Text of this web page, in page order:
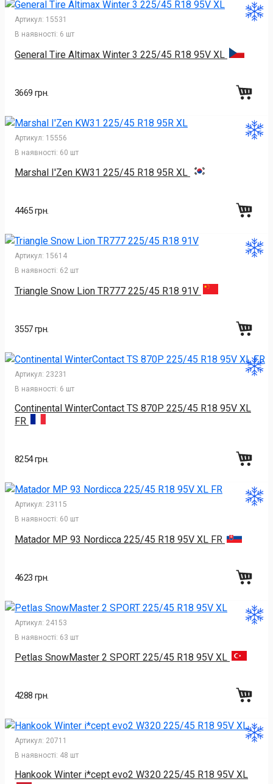
Артикул: 15531
В наявності: 6 шт
General Tire Altimax Winter 3 225/45 R18 95V XL
3669 грн.
Артикул: 15556
В наявності: 60 шт
Marshal I'Zen KW31 225/45 R18 95R XL
4465 грн.
Артикул: 15614
В наявності: 62 шт
Triangle Snow Lion TR777 225/45 R18 91V
3557 грн.
Артикул: 23231
В наявності: 6 шт
Continental WinterContact TS 870P 225/45 R18 95V XL
FR
8254 грн.
Артикул: 23115
В наявності: 60 шт
Matador MP 93 Nordicca 225/45 R18 95V XL FR
4623 грн.
Артикул: 24153
В наявності: 63 шт
Petlas SnowMaster 2 SPORT 225/45 R18 95V XL
4288 грн.
Артикул: 20711
В наявності: 48 шт
Hankook Winter i*cept evo2 W320 225/45 R18 95V XL